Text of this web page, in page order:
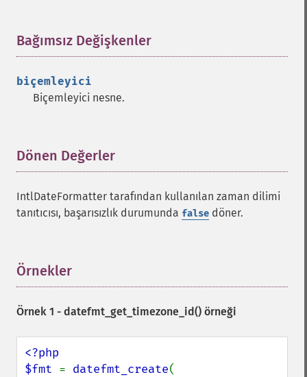
Bağımsız Değişkenler
biçemleyici
Biçemleyici nesne.
Dönen Değerler
IntlDateFormatter tarafından kullanılan zaman dilimi
tanıtıcısı, başarısızlık durumunda false döner.
Örnekler
Örnek 1 - datefmt_get_timezone_id() örneği
<?php
$fmt = datefmt_create(